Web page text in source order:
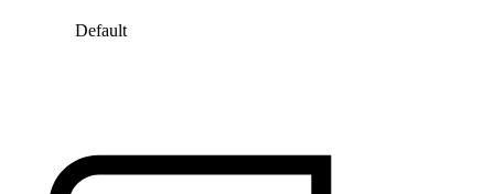
Default